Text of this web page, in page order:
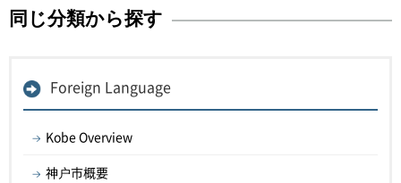
同じ分類から探す
Foreign Language
Kobe Overview
神户市概要